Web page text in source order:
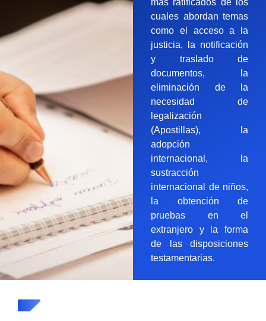
más ratificados de los
cuales abordan temas
como el acceso a la
justicia, la notificación
y traslado de
documentos, la
eliminación de la
necesidad de
legalización
(Apostillas), la
adopción
internacional, la
sustracción
internacional de niños,
la obtención de
pruebas en el
extranjero y la forma
de las disposiciones
testamentarias.